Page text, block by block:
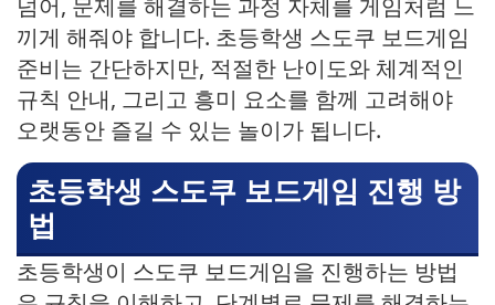
넘어, 문제를 해결하는 과정 자체를 게임처럼 느
끼게 해줘야 합니다. 초등학생 스도쿠 보드게임
준비는 간단하지만, 적절한 난이도와 체계적인
규칙 안내, 그리고 흥미 요소를 함께 고려해야
오랫동안 즐길 수 있는 놀이가 됩니다.
초등학생 스도쿠 보드게임 진행 방
법
초등학생이 스도쿠 보드게임을 진행하는 방법